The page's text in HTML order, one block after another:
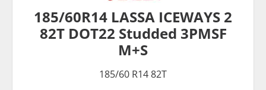
185/60R14 LASSA ICEWAYS 2
82T DOT22 Studded 3PMSF
M+S
185/60 R14 82T